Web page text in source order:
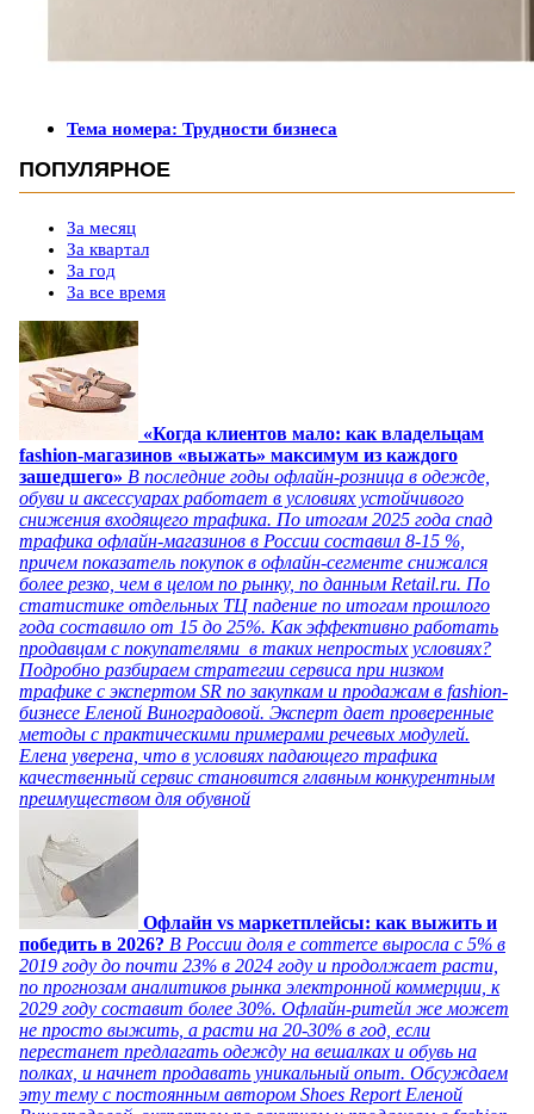
Тема номера: Трудности бизнеса
ПОПУЛЯРНОЕ
За месяц
За квартал
За год
За все время
«Когда клиентов мало: как владельцам
fashion-магазинов «выжать» максимум из каждого
зашедшего» В последние годы офлайн-розница в одежде,
обуви и аксессуарах работает в условиях устойчивого
снижения входящего трафика. По итогам 2025 года спад
трафика офлайн-магазинов в России составил 8-15 %,
причем показатель покупок в офлайн-сегменте снижался
более резко, чем в целом по рынку, по данным Retail.ru. По
статистике отдельных ТЦ падение по итогам прошлого
года составило от 15 до 25%. Как эффективно работать
продавцам с покупателями в таких непростых условиях?
Подробно разбираем стратегии сервиса при низком
трафике с экспертом SR по закупкам и продажам в fashion-
бизнесе Еленой Виноградовой. Эксперт дает проверенные
методы с практическими примерами речевых модулей.
Елена уверена, что в условиях падающего трафика
качественный сервис становится главным конкурентным
преимуществом для обувной
Офлайн vs маркетплейсы: как выжить и
победить в 2026? В России доля e commerce выросла с 5% в
2019 году до почти 23% в 2024 году и продолжает расти,
по прогнозам аналитиков рынка электронной коммерции, к
2029 году составит более 30%. Офлайн-ритейл же может
не просто выжить, а расти на 20-30% в год, если
перестанет предлагать одежду на вешалках и обувь на
полках, и начнет продавать уникальный опыт. Обсуждаем
эту тему с постоянным автором Shoes Report Еленой